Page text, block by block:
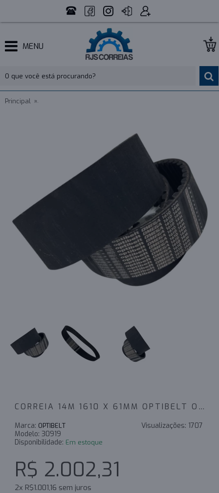
MENU
Principal
CORREIA 14M 1610 X 61MM OPTIBELT OMEGA - INDUSTRIAL
Visualizações: 1707
Marca: OPTIBELT
Modelo: 30919
Disponibilidade: Em estoque
R$ 2.002,31
2x R$1.001,16 sem juros